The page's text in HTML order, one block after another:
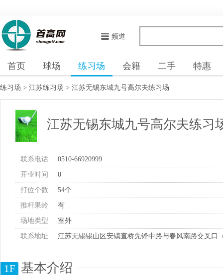
频道
首页 球场 练习场 会籍 二手 特惠
练习场 > 江苏练习场 > 江苏无锡东城九号高尔夫练习场
江苏无锡东城九号高尔夫练习
联系电话 0510-66920999
开业时间 0
打位个数 54个
推杆果岭 有
场地类型 室外
联系地址 江苏无锡锡山区安镇查桥先锋中路与春风南路交叉口
1F 基本介绍